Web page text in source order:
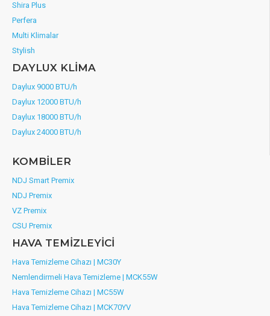
Shira Plus
Perfera
Multi Klimalar
Stylish
DAYLUX KLİMA
Daylux 9000 BTU/h
Daylux 12000 BTU/h
Daylux 18000 BTU/h
Daylux 24000 BTU/h
KOMBİLER
NDJ Smart Premix
NDJ Premix
VZ Premix
CSU Premix
HAVA TEMİZLEYİCİ
Hava Temizleme Cihazı | MC30Y
Nemlendirmeli Hava Temizleme | MCK55W
Hava Temizleme Cihazı | MC55W
Hava Temizleme Cihazı | MCK70YV